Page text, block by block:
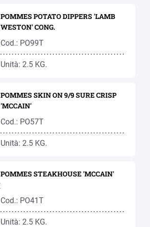
POMMES POTATO DIPPERS 'LAMB
WESTON' CONG.
Cod.: PO99T
Unità: 2.5 KG.
POMMES SKIN ON 9/9 SURE CRISP
'MCCAIN'
Cod.: PO57T
Unità: 2.5 KG.
POMMES STEAKHOUSE 'MCCAIN'
Cod.: PO41T
Unità: 2.5 KG.